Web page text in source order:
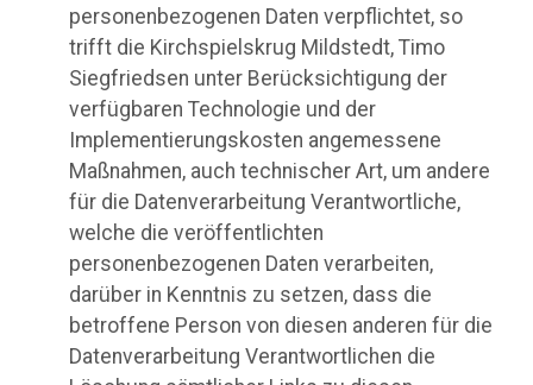
personenbezogenen Daten verpflichtet, so
trifft die Kirchspielskrug Mildstedt, Timo
Siegfriedsen unter Berücksichtigung der
verfügbaren Technologie und der
Implementierungskosten angemessene
Maßnahmen, auch technischer Art, um andere
für die Datenverarbeitung Verantwortliche,
welche die veröffentlichten
personenbezogenen Daten verarbeiten,
darüber in Kenntnis zu setzen, dass die
betroffene Person von diesen anderen für die
Datenverarbeitung Verantwortlichen die